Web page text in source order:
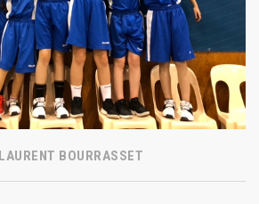
LAURENT BOURRASSET